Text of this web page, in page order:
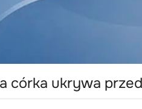
córka ukrywa